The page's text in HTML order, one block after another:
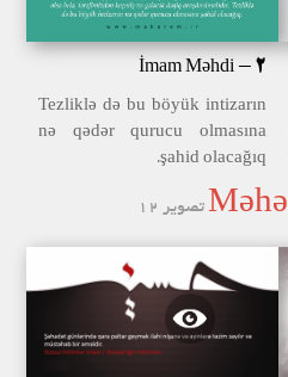
İmam Məhdi - 2
Tezliklə də bu böyük intizarın
nə qədər qurucu olmasına
şahid olacağıq.
تصویر 12